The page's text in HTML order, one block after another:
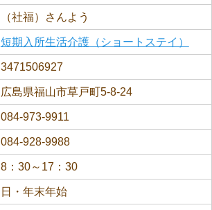
（社福）さんよう
短期入所生活介護（ショートステイ）
3471506927
広島県福山市草戸町5-8-24
084-973-9911
084-928-9988
8：30～17：30
日・年末年始